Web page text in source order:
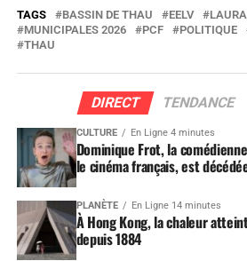
TAGS BASSIN DE THAU EELV
MUNICIPALES 2026
PCF POLITIQUE
THAU
DIRECT TENDANCE
CULTURE En Ligne 4 minutes
Dominique Frot, la
le cinéma français, est
PLANÈTE En Ligne 14 minutes
À Hong Kong, la chaleur
depuis 1884